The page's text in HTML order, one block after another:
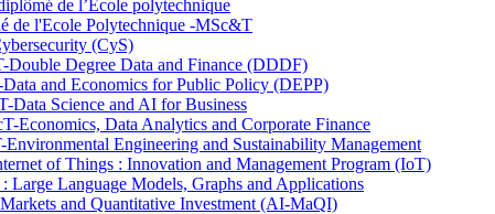
de l’École polytechnique
de l'Ecole Polytechnique -MSc&T
(CyS)
Degree Data and Finance (DDDF)
and Economics for Public Policy (DEPP)
Science and AI for Business
Economics, Data Analytics and Corporate Finance
Engineering and Sustainability Management
of Things : Innovation and Management Program (IoT)
Language Models, Graphs and Applications
and Quantitative Investment (AI-MaQI)